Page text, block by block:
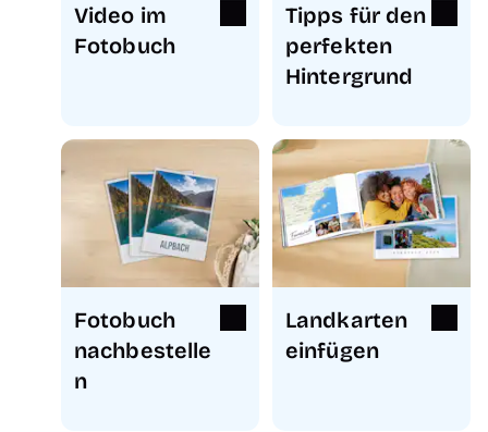
Video im
Fotobuch
Tipps für den
perfekten
Hintergrund
Fotobuch
nachbestelle
n
Landkarten
einfügen